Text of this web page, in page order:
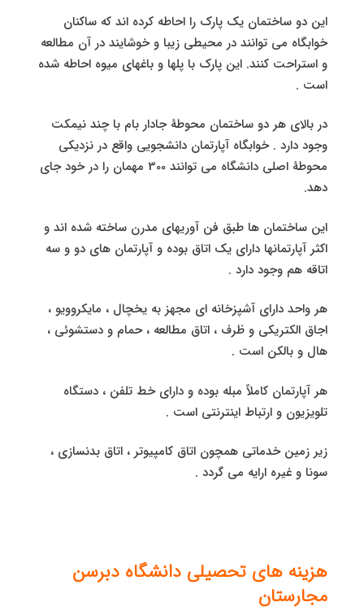
این دو ساختمان یک پارک را احاطه کرده اند که ساکنان
خوابگاه می توانند در محیطی زیبا و خوشایند در آن مطالعه
و استراحت کنند. این پارک با پلها و باغهای میوه احاطه شده
است .
در بالای هر دو ساختمان محوطۀ جادار بام با چند نیمکت
وجود دارد . خوابگاه آپارتمان دانشجویی واقع در نزدیکی
محوطۀ اصلی دانشگاه می توانند 300 مهمان را در خود جای
دهد.
این ساختمان ها طبق فن آوریهای مدرن ساخته شده اند و
اکثر آپارتمانها دارای یک اتاق بوده و آپارتمان های دو و سه
اتاقه هم وجود دارد .
هر واحد دارای آشپزخانه ای مجهز به یخچال ، مایکروویو ،
اجاق الکتریکی و ظرف ، اتاق مطالعه ، حمام و دستشوئی ،
هال و بالکن است .
هر آپارتمان کاملاً مبله بوده و دارای خط تلفن ، دستگاه
تلویزیون و ارتباط اینترنتی است .
زیر زمین خدماتی همچون اتاق کامپیوتر ، اتاق بدنسازی ،
سونا و غیره ارایه می گردد .
هزینه های تحصیلی دانشگاه دبرسن
مجارستان